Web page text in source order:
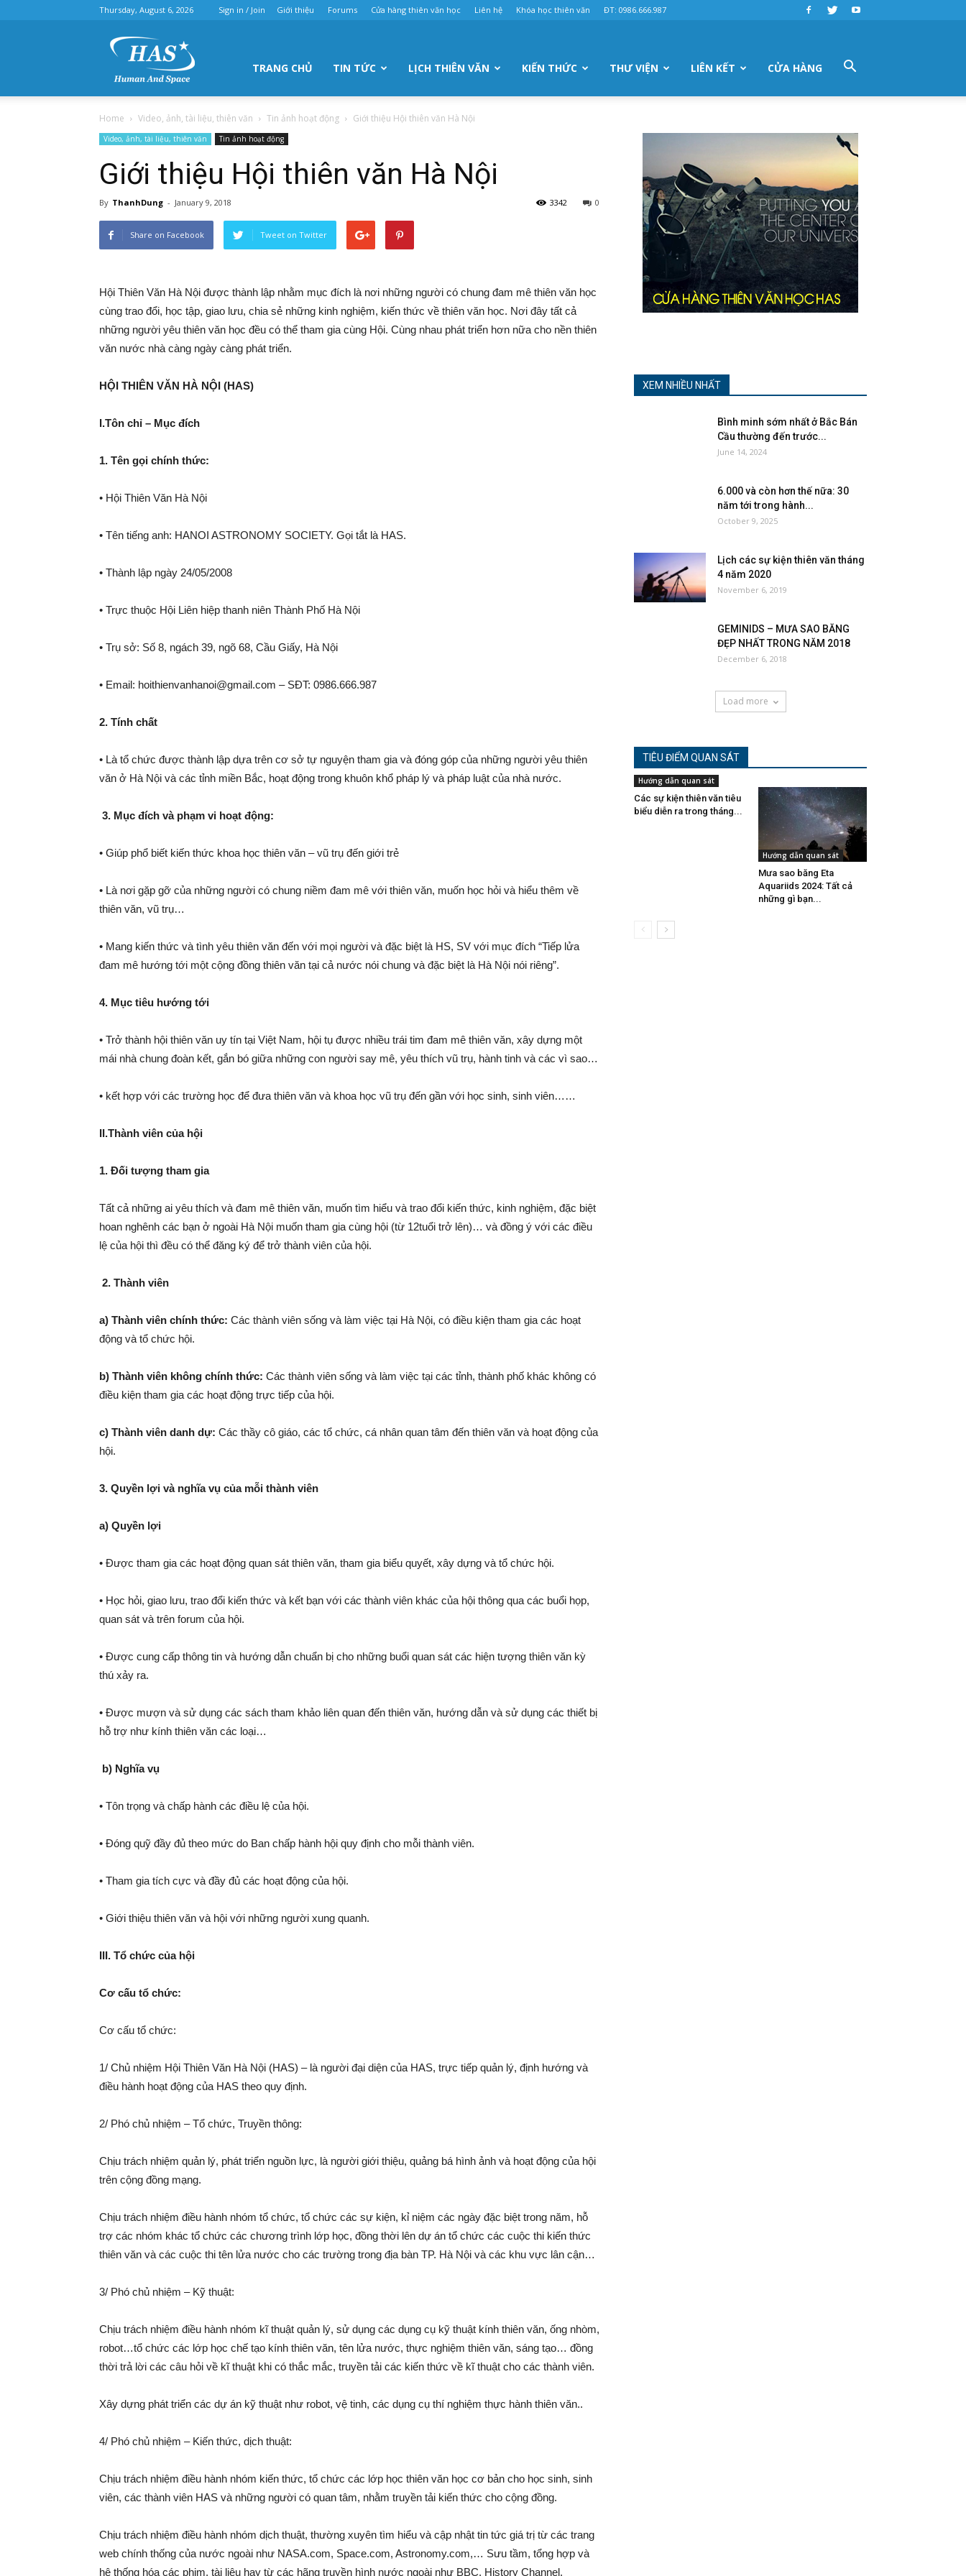
Thursday, August 6, 2026 Sign in / Join Giới thiệu Forums Cửa hàng thiên văn học Liên hệ Khóa học thiên văn ĐT: 0986.666.987
thiên
văn
Hà
TRANG CHỦ TIN TỨC LỊCH THIÊN VĂN KIẾN THỨC THƯ VIỆN LIÊN KẾT CỬA HÀNG
Home Video, ảnh, tài liệu, thiên văn Tin ảnh hoạt động Giới thiệu Hội thiên văn Hà Nội
Video, ảnh, tài liệu, thiên văn Tin ảnh hoạt động
Giới thiệu Hội thiên văn Hà Nội
By ThanhDung - January 9, 2018 0
3342
Share on Facebook Tweet on Twitter
Hội Thiên Văn Hà Nội được thành lập nhằm mục đích là nơi những người có chung đam mê thiên văn học
cùng trao đổi, học tập, giao lưu, chia sẻ những kinh nghiệm, kiến thức về thiên văn học. Nơi đây tất cả
những người yêu thiên văn học đều có thể tham gia cùng Hội. Cùng nhau phát triển hơn nữa cho nền thiên
văn nước nhà càng ngày càng phát triển.
HỘI THIÊN VĂN HÀ NỘI (HAS)
I.Tôn chỉ – Mục đích
1. Tên gọi chính thức:
• Hội Thiên Văn Hà Nội
• Tên tiếng anh: HANOI ASTRONOMY SOCIETY. Gọi tắt là HAS.
• Thành lập ngày 24/05/2008
• Trực thuộc Hội Liên hiệp thanh niên Thành Phố Hà Nội
• Trụ sở: Số 8, ngách 39, ngõ 68, Cầu Giấy, Hà Nội
• Email: hoithienvanhanoi@gmail.com – SĐT: 0986.666.987
2. Tính chất
• Là tổ chức được thành lập dựa trên cơ sở tự nguyện tham gia và đóng góp của những người yêu thiên
văn ở Hà Nội và các tỉnh miền Bắc, hoạt động trong khuôn khổ pháp lý và pháp luật của nhà nước.
3. Mục đích và phạm vi hoạt động:
• Giúp phổ biết kiến thức khoa học thiên văn – vũ trụ đến giới trẻ
• Là nơi gặp gỡ của những người có chung niềm đam mê với thiên văn, muốn học hỏi và hiểu thêm về
thiên văn, vũ trụ…
• Mang kiến thức và tình yêu thiên văn đến với mọi người và đặc biệt là HS, SV với mục đích “Tiếp lửa
đam mê hướng tới một cộng đồng thiên văn tại cả nước nói chung và đặc biệt là Hà Nội nói riêng”.
4. Mục tiêu hướng tới
• Trở thành hội thiên văn uy tín tại Việt Nam, hội tụ được nhiều trái tim đam mê thiên văn, xây dựng một
mái nhà chung đoàn kết, gắn bó giữa những con người say mê, yêu thích vũ trụ, hành tinh và các vì sao…
• kết hợp với các trường học để đưa thiên văn và khoa học vũ trụ đến gần với học sinh, sinh viên……
II.Thành viên của hội
1. Đối tượng tham gia
Tất cả những ai yêu thích và đam mê thiên văn, muốn tìm hiểu và trao đổi kiến thức, kinh nghiệm, đặc biệt
hoan nghênh các bạn ở ngoài Hà Nội muốn tham gia cùng hội (từ 12tuổi trở lên)… và đồng ý với các điều
lệ của hội thì đều có thể đăng ký để trở thành viên của hội.
2. Thành viên
a) Thành viên chính thức: Các thành viên sống và làm việc tại Hà Nội, có điều kiện tham gia các hoạt
động và tổ chức hội.
b) Thành viên không chính thức: Các thành viên sống và làm việc tại các tỉnh, thành phố khác không có
điều kiện tham gia các hoạt động trực tiếp của hội.
c) Thành viên danh dự: Các thầy cô giáo, các tổ chức, cá nhân quan tâm đến thiên văn và hoạt động của
hội.
3. Quyền lợi và nghĩa vụ của mỗi thành viên
a) Quyền lợi
• Được tham gia các hoạt động quan sát thiên văn, tham gia biểu quyết, xây dựng và tổ chức hội.
• Học hỏi, giao lưu, trao đổi kiến thức và kết bạn với các thành viên khác của hội thông qua các buổi họp,
quan sát và trên forum của hội.
• Được cung cấp thông tin và hướng dẫn chuẩn bị cho những buổi quan sát các hiện tượng thiên văn kỳ
thú xảy ra.
• Được mượn và sử dụng các sách tham khảo liên quan đến thiên văn, hướng dẫn và sử dụng các thiết bị
hỗ trợ như kính thiên văn các loại…
b) Nghĩa vụ
• Tôn trọng và chấp hành các điều lệ của hội.
• Đóng quỹ đầy đủ theo mức do Ban chấp hành hội quy định cho mỗi thành viên.
• Tham gia tích cực và đầy đủ các hoạt động của hội.
• Giới thiệu thiên văn và hội với những người xung quanh.
III. Tổ chức của hội
Cơ cấu tổ chức:
Cơ cấu tổ chức:
1/ Chủ nhiệm Hội Thiên Văn Hà Nội (HAS) – là người đại diện của HAS, trực tiếp quản lý, định hướng và
điều hành hoạt động của HAS theo quy định.
2/ Phó chủ nhiệm – Tổ chức, Truyền thông:
Chịu trách nhiệm quản lý, phát triển nguồn lực, là người giới thiệu, quảng bá hình ảnh và hoạt động của hội
trên cộng đồng mạng.
Chịu trách nhiệm điều hành nhóm tổ chức, tổ chức các sự kiện, kỉ niệm các ngày đặc biệt trong năm, hỗ
trợ các nhóm khác tổ chức các chương trình lớp học, đồng thời lên dự án tổ chức các cuộc thi kiến thức
thiên văn và các cuộc thi tên lửa nước cho các trường trong địa bàn TP. Hà Nội và các khu vực lân cận…
3/ Phó chủ nhiệm – Kỹ thuật:
Chịu trách nhiệm điều hành nhóm kĩ thuật quản lý, sử dụng các dụng cụ kỹ thuật kính thiên văn, ống nhòm,
robot…tổ chức các lớp học chế tạo kính thiên văn, tên lửa nước, thực nghiệm thiên văn, sáng tạo… đồng
thời trả lời các câu hỏi về kĩ thuật khi có thắc mắc, truyền tải các kiến thức về kĩ thuật cho các thành viên.
Xây dựng phát triển các dự án kỹ thuật như robot, vệ tinh, các dụng cụ thí nghiệm thực hành thiên văn..
4/ Phó chủ nhiệm – Kiến thức, dịch thuật:
Chịu trách nhiệm điều hành nhóm kiến thức, tổ chức các lớp học thiên văn học cơ bản cho học sinh, sinh
viên, các thành viên HAS và những người có quan tâm, nhằm truyền tải kiến thức cho cộng đồng.
Chịu trách nhiệm điều hành nhóm dịch thuật, thường xuyên tìm hiểu và cập nhật tin tức giá trị từ các trang
web chính thống của nước ngoài như NASA.com, Space.com, Astronomy.com,… Sưu tầm, tổng hợp và
hệ thống hóa các phim, tài liệu hay từ các hãng truyền hình nước ngoài như BBC, History Channel,
XEM NHIỀU NHẤT
Bình minh sớm nhất ở Bắc Bán
Cầu thường đến trước...
June 14, 2024
6.000 và còn hơn thế nữa: 30
năm tới trong hành...
October 9, 2025
Lịch các sự kiện thiên văn tháng
4 năm 2020
November 6, 2019
GEMINIDS – MƯA SAO BĂNG
ĐẸP NHẤT TRONG NĂM 2018
December 6, 2018
Load more
TIÊU ĐIỂM QUAN SÁT
Hướng dẫn quan sát
Các sự kiện thiên văn tiêu
biểu diễn ra trong tháng...
Hướng dẫn quan sát
Mưa sao băng Eta
Aquariids 2024: Tất cả
những gì bạn...